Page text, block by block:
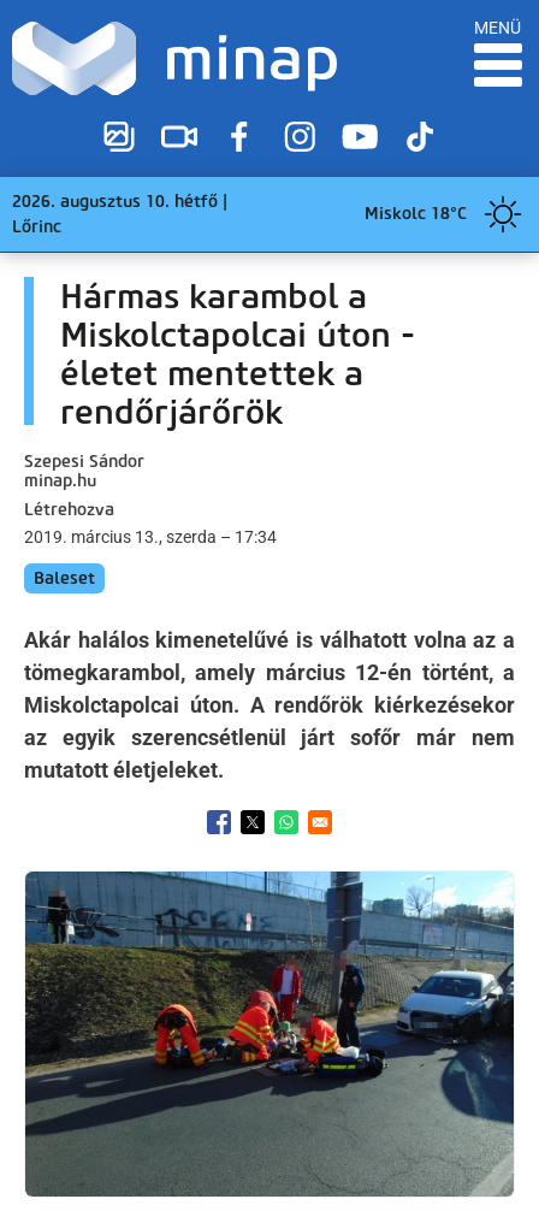
MENÜ
2026. augusztus 10. hétfő |
Lőrinc
Miskolc 18°C
Hármas karambol a
Miskolctapolcai úton -
életet mentettek a
rendőrjárőrök
Szepesi Sándor
minap.hu
Létrehozva
2019. március 13., szerda – 17:34
Baleset
Akár halálos kimenetelűvé is válhatott volna az a
tömegkarambol, amely március 12-én történt, a
Miskolctapolcai úton. A rendőrök kiérkezésekor
az egyik szerencsétlenül járt sofőr már nem
mutatott életjeleket.
Opens in a new window
Opens in a new window
Opens in a new window
Kép